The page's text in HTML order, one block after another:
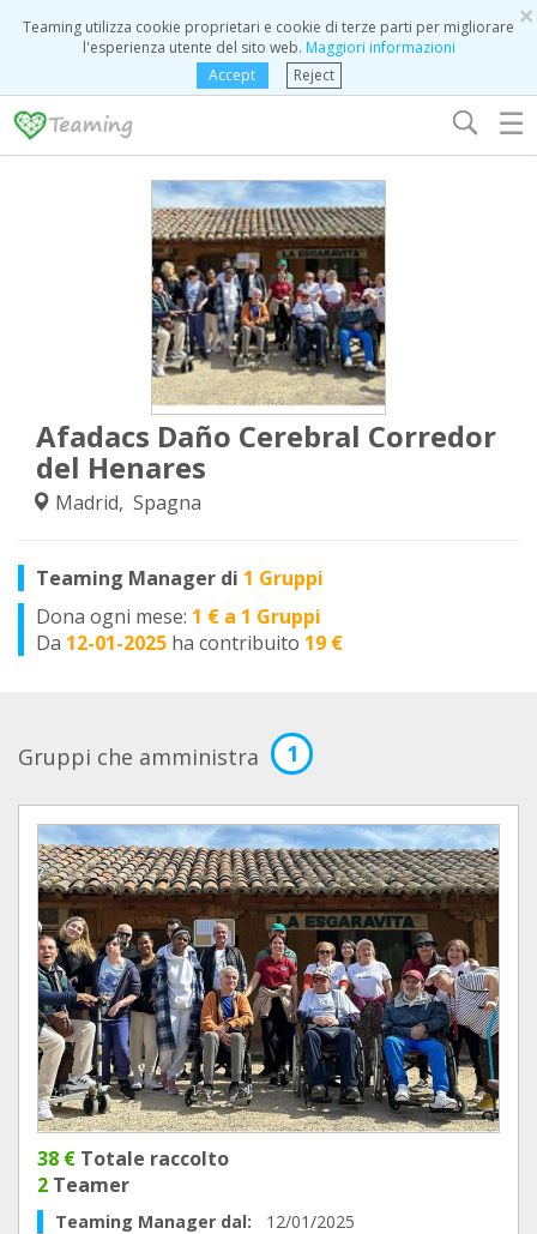
×
Teaming utilizza cookie proprietari e cookie di terze parti per migliorare
l'esperienza utente del sito web. Maggiori informazioni
Accept
Reject
☰
Afadacs Daño Cerebral Corredor
del Henares
Madrid, Spagna
Teaming Manager di 1 Gruppi
Dona ogni mese: 1 € a 1 Gruppi
Da 12-01-2025 ha contribuito 19 €
Gruppi che amministra 1
38 € Totale raccolto
2 Teamer
Teaming Manager dal: 12/01/2025